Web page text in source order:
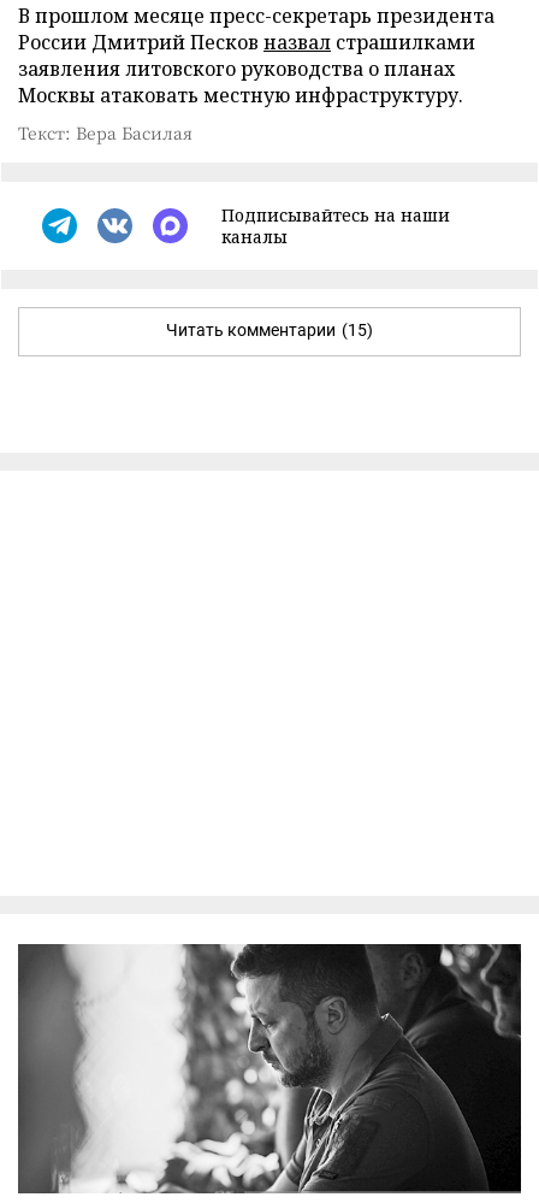
В прошлом месяце пресс-секретарь президента
России Дмитрий Песков назвал страшилками
заявления литовского руководства о планах
Москвы атаковать местную инфраструктуру.
Текст: Вера Басилая
Подписывайтесь на наши
каналы
Читать комментарии (15)